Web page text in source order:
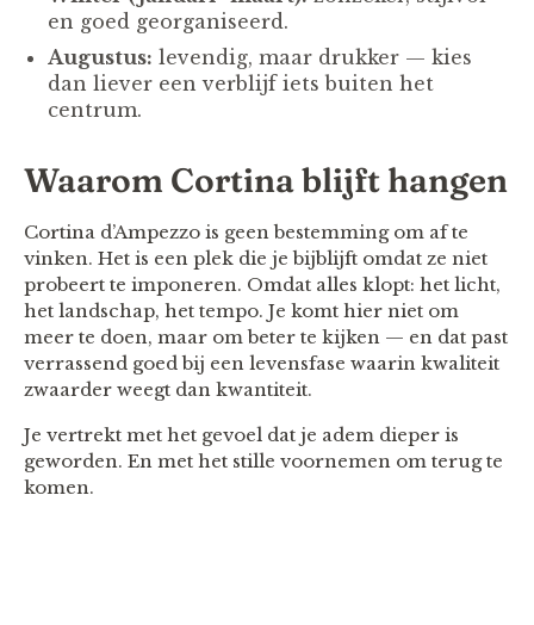
en goed georganiseerd.
Augustus: levendig, maar drukker — kies
dan liever een verblijf iets buiten het
centrum.
Waarom Cortina blijft hangen
Cortina d’Ampezzo is geen bestemming om af te
vinken. Het is een plek die je bijblijft omdat ze niet
probeert te imponeren. Omdat alles klopt: het licht,
het landschap, het tempo. Je komt hier niet om
meer te doen, maar om beter te kijken — en dat past
verrassend goed bij een levensfase waarin kwaliteit
zwaarder weegt dan kwantiteit.
Je vertrekt met het gevoel dat je adem dieper is
geworden. En met het stille voornemen om terug te
komen.